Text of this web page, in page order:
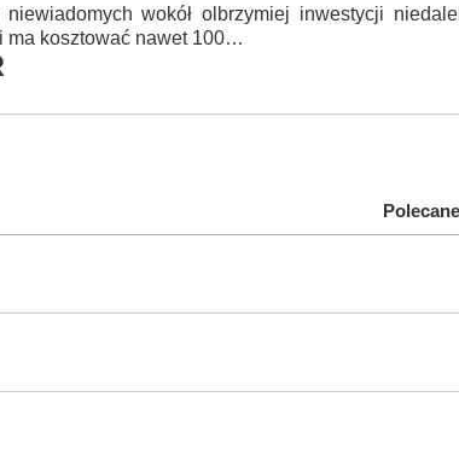
wokół olbrzymiej inwestycji
ma kosztować nawet 100…
Polecane